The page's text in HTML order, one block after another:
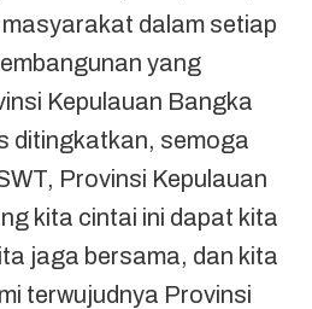
dalam setiap
yang
Kepulauan Bangka
ditingkatkan, semoga
Provinsi Kepulauan
kita cintai ini dapat kita
jaga bersama, dan kita
terwujudnya Provinsi